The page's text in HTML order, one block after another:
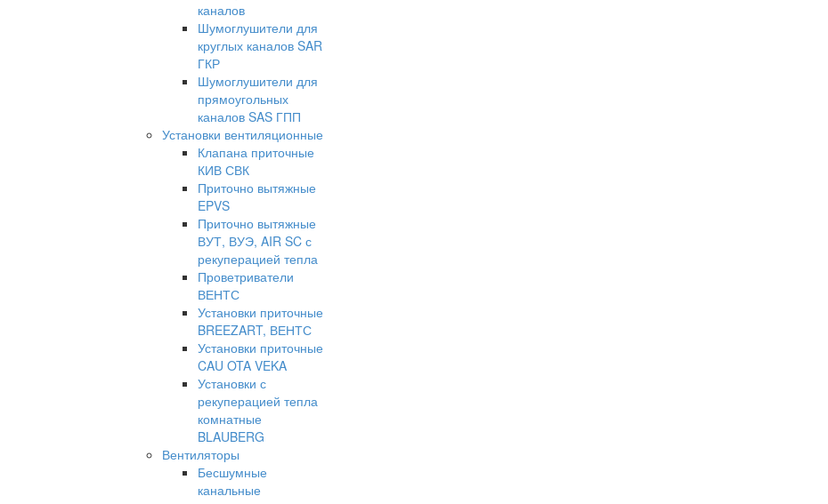
каналов
Шумоглушители для
круглых каналов SAR
ГКР
Шумоглушители для
прямоугольных
каналов SAS ГПП
Установки вентиляционные
Клапана приточные
КИВ СВК
Приточно вытяжные
EPVS
Приточно вытяжные
ВУТ, ВУЭ, AIR SC с
рекуперацией тепла
Проветриватели
ВЕНТС
Установки приточные
BREEZART, ВЕНТС
Установки приточные
CAU OTA VEKA
Установки с
рекуперацией тепла
комнатные
BLAUBERG
Вентиляторы
Бесшумные
канальные